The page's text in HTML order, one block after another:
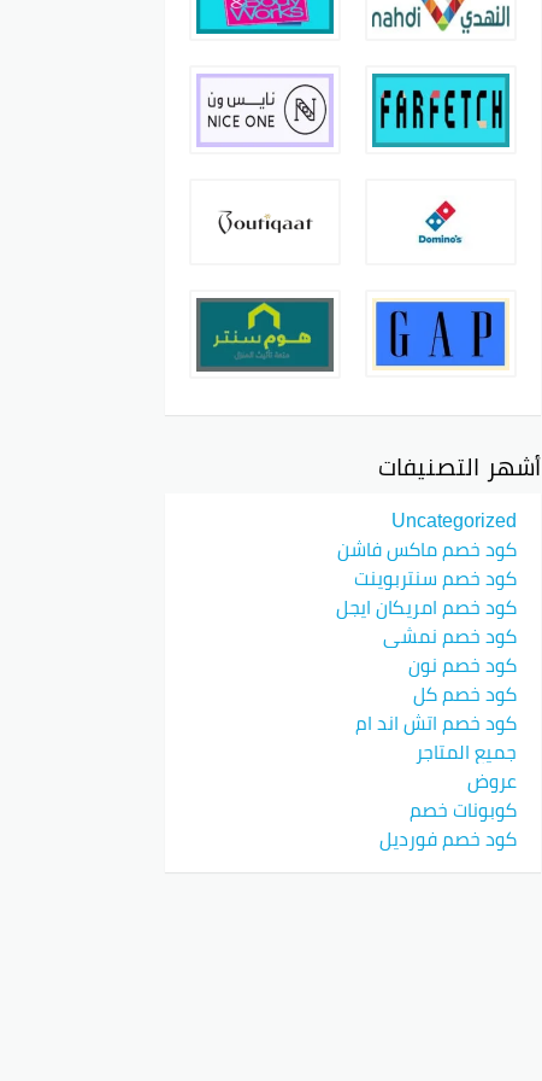
أشهر التصنيفات
Uncategorized
كود خصم ماكس فاشن
كود خصم سنتربوينت
كود خصم امريكان ايجل
كود خصم نمشي
كود خصم نون
كود خصم كل
كود خصم اتش اند ام
جميع المتاجر
عروض
كوبونات خصم
كود خصم فورديل